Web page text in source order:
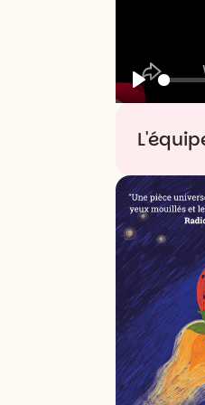
Play
Mise en
Paille en
Création